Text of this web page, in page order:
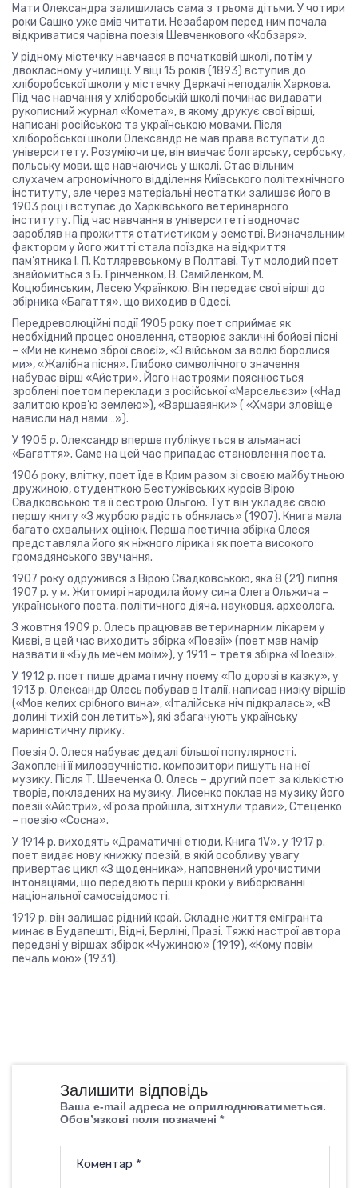
Мати Олександра залишилась сама з трьома дітьми. У чотири
роки Сашко уже вмів читати. Незабаром перед ним почала
відкриватися чарівна поезія Шевченкового «Кобзаря».
У рідному містечку навчався в початковій школі, потім у
двокласному училищі. У віці 15 років (1893) вступив до
хліборобської школи у містечку Деркачі неподалік Харкова.
Під час навчання у хліборобській школі починає видавати
рукописний журнал «Комета», в якому друкує свої вірші,
написані російською та українською мовами. Після
хліборобської школи Олександр не мав права вступати до
університету. Розуміючи це, він вивчає болгарську, сербську,
польську мови, ще навчаючись у школі. Стає вільним
слухачем агрономічного відділення Київського політехнічного
інституту, але через матеріальні нестатки залишає його в
1903 році і вступає до Харківського ветеринарного
інституту. Під час навчання в університеті водночас
заробляв на прожиття статистиком у земстві. Визначальним
фактором у його житті стала поїздка на відкриття
пам’ятника І. П. Котляревському в Полтаві. Тут молодий поет
знайомиться з Б. Грінченком, В. Самійленком, М.
Коцюбинським, Лесею Українкою. Він передає свої вірші до
збірника «Багаття», що виходив в Одесі.
Передреволюційні події 1905 року поет сприймає як
необхідний процес оновлення, створює закличні бойові пісні
– «Ми не кинемо зброї своєї», «З військом за волю боролися
ми», «Жалібна пісня». Глибоко символічного значення
набуває вірш «Айстри». Його настроями пояснюється
зроблені поетом переклади з російської «Марсельєзи» («Над
залитою кров’ю землею»), «Варшавянки» ( «Хмари зловіще
нависли над нами…»).
У 1905 р. Олександр вперше публікується в альманасі
«Багаття». Саме на цей час припадає становлення поета.
1906 року, влітку, поет їде в Крим разом зі своєю майбутньою
дружиною, студенткою Бестужівських курсів Вірою
Свадковською та її сестрою Ольгою. Тут він укладає свою
першу книгу «З журбою радість обнялась» (1907). Книга мала
багато схвальних оцінок. Перша поетична збірка Олеся
представляла його як ніжного лірика і як поета високого
громадянського звучання.
1907 року одружився з Вірою Свадковською, яка 8 (21) липня
1907 р. у м. Житомирі народила йому сина Олега Ольжича –
українського поета, політичного діяча, науковця, археолога.
З жовтня 1909 р. Олесь працював ветеринарним лікарем у
Києві, в цей час виходить збірка «Поезії» (поет мав намір
назвати її «Будь мечем моїм»), у 1911 – третя збірка «Поезії».
У 1912 р. поет пише драматичну поему «По дорозі в казку», у
1913 р. Олександр Олесь побував в Італії, написав низку віршів
(«Мов келих срібного вина», «Італійська ніч підкралась», «В
долині тихій сон летить»), які збагачують українську
мариністичну лірику.
Поезія О. Олеся набуває дедалі більшої популярності.
Захоплені її милозвучністю, композитори пишуть на неї
музику. Після Т. Швеченка О. Олесь – другий поет за кількістю
творів, покладених на музику. Лисенко поклав на музику його
поезії «Айстри», «Гроза пройшла, зітхнули трави», Стеценко
– поезію «Сосна».
У 1914 р. виходять «Драматичні етюди. Книга 1V», у 1917 р.
поет видає нову книжку поезій, в якій особливу увагу
привертає цикл «З щоденника», наповнений урочистими
інтонаціями, що передають перші кроки у виборюванні
національної самосвідомості.
1919 р. він залишає рідний край. Складне життя емігранта
минає в Будапешті, Відні, Берліні, Празі. Тяжкі настрої автора
передані у віршах збірок «Чужиною» (1919), «Кому повім
печаль мою» (1931).
Залишити відповідь
Ваша e-mail адреса не оприлюднюватиметься.
Обов’язкові поля позначені *
Коментар *